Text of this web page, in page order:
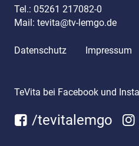
Tel.: 05261 217082-0
Mail: tevita@tv-lemgo.de
Datenschutz Impressum
TeVita bei Facebook und
/tevitalemgo